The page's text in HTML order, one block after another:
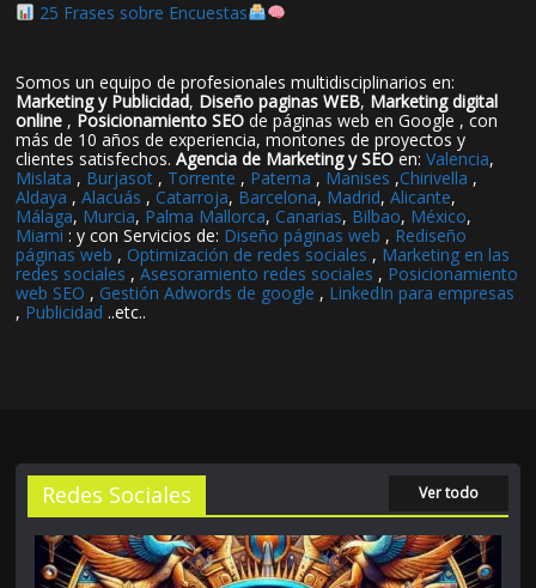
25 Frases sobre Encuestas
Somos un equipo de profesionales multidisciplinarios en:
Marketing y Publicidad, Diseño paginas WEB, Marketing digital
online , Posicionamiento SEO de páginas web en Google , con
más de 10 años de experiencia, montones de proyectos y
clientes satisfechos.Agencia de Marketing y SEO en:Valencia,
Mislata , Burjasot , Torrente , Paterna , Manises ,Chirivella ,
Aldaya ,Alacuás , Catarroja, Barcelona, Madrid,Alicante,
Málaga, Murcia, Palma Mallorca, Canarias, Bilbao, México,
Miami : y con Servicios de: Diseño páginas web , Rediseño
páginas web , Optimización de redes sociales , Marketing en las
redes sociales ,Asesoramiento redes sociales , Posicionamiento
web SEO , Gestión Adwords de google , LinkedIn para empresas
, Publicidad ..etc..
Redes Sociales Ver todo